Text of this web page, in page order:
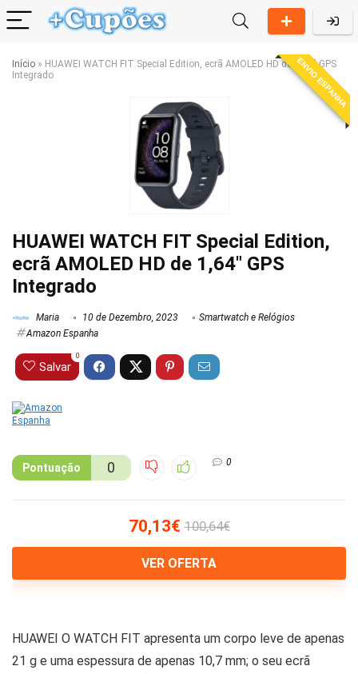
Início » HUAWEI WATCH FIT Special Edition, ecrã AMOLED HD de 1,64″ GPS
Integrado
ENVIO ESPANHA
HUAWEI WATCH FIT Special Edition,
ecrã AMOLED HD de 1,64″ GPS
Integrado
Maria 10 de Dezembro, 2023
Smartwatch e Relógios
Amazon Espanha
Salvar
0
Pontuação 0 0
70,13€ 100,64€
VER OFERTA
HUAWEI O WATCH FIT apresenta um corpo leve de apenas
21 g e uma espessura de apenas 10,7 mm; o seu ecrã